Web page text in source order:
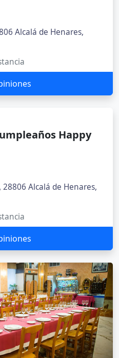
Alcalá de Henares,
Happy
Alcalá de Henares,